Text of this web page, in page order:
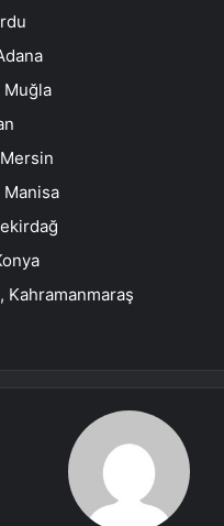
Muğla
Manisa
Kahramanmaraş